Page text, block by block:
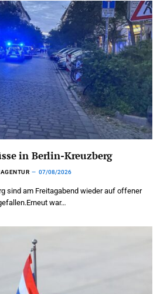
in Berlin-Kreuzberg
07/08/2026
sind am Freitagabend wieder auf offener
war…